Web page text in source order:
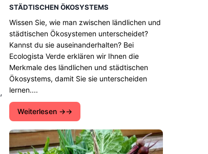
,
STÄDTISCHEN ÖKOSYSTEMS
Wissen Sie, wie man zwischen ländlichen und
städtischen Ökosystemen unterscheidet?
Kannst du sie auseinanderhalten? Bei
Ecologista Verde erklären wir Ihnen die
Merkmale des ländlichen und städtischen
Ökosystems, damit Sie sie unterscheiden
lernen....
Weiterlesen →